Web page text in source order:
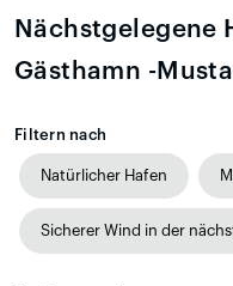
Nächstgelegene
Gästhamn -
Filtern nach
Natürlicher Hafen
Sicherer Wind in der